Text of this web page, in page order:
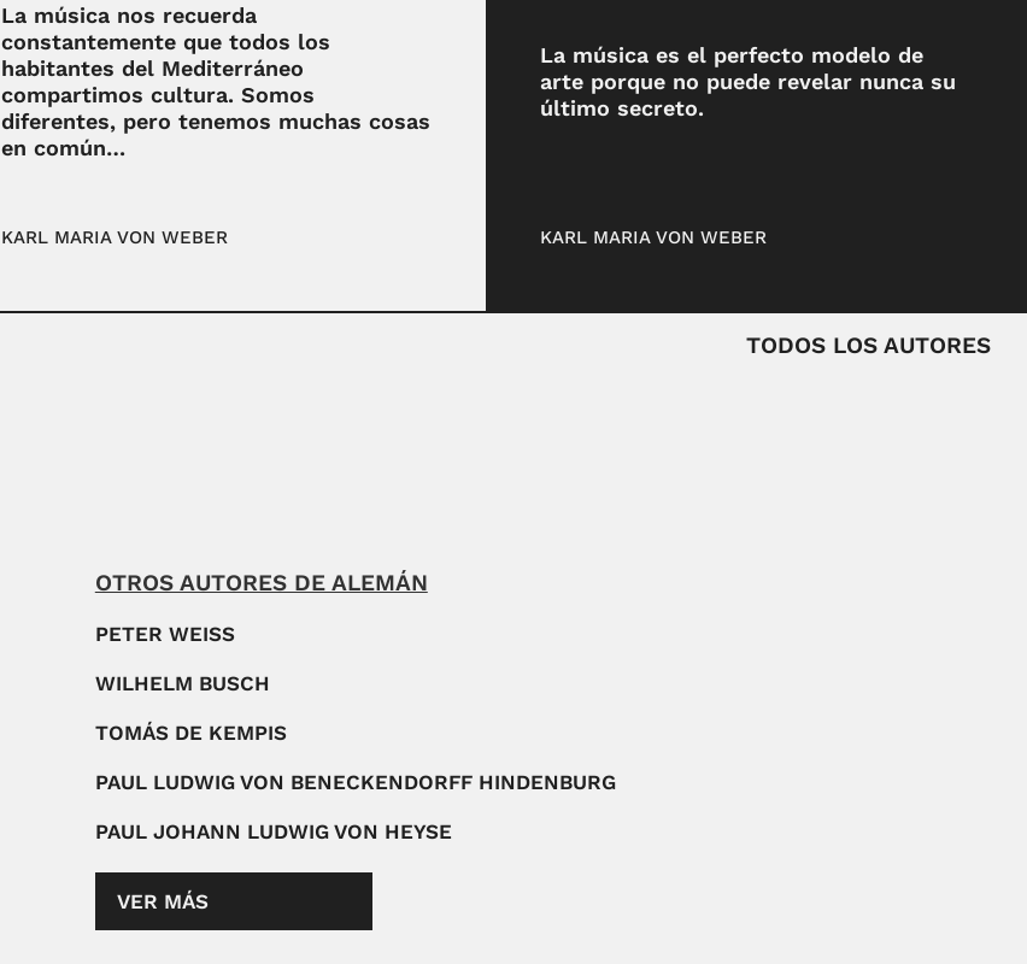
La música nos recuerda
constantemente que todos los
habitantes del Mediterráneo
compartimos cultura. Somos
diferentes, pero tenemos muchas cosas
en común…
KARL MARIA VON WEBER
La música es el perfecto modelo de
arte porque no puede revelar nunca su
último secreto.
KARL MARIA VON WEBER
TODOS LOS AUTORES
OTROS AUTORES DE ALEMÁN
PETER WEISS
WILHELM BUSCH
TOMÁS DE KEMPIS
PAUL LUDWIG VON BENECKENDORFF HINDENBURG
PAUL JOHANN LUDWIG VON HEYSE
VER MÁS